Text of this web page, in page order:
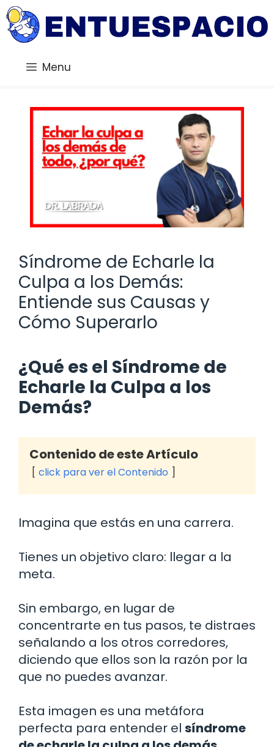
Saltar
al
contenido
Menu
Síndrome de Echarle la
Culpa a los Demás:
Entiende sus Causas y
Cómo Superarlo
¿Qué es el Síndrome de
Echarle la Culpa a los
Demás?
Contenido de este Artículo
click para ver el Contenido
Imagina que estás en una carrera.
Tienes un objetivo claro: llegar a la
meta.
Sin embargo, en lugar de
concentrarte en tus pasos, te distraes
señalando a los otros corredores,
diciendo que ellos son la razón por la
que no puedes avanzar.
Esta imagen es una metáfora
perfecta para entender el síndrome